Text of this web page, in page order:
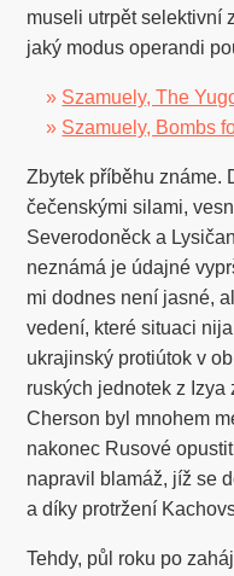
museli utrpět selektivní
jaký modus operandi
» Szamuely, The
» Szamuely, Bombs
Zbytek příběhu známe.
čečenskými silami,
Severodoněck a
neznámá je údajné
mi dodnes není jasné,
vedení, které situaci
ukrajinský protiútok v
ruských jednotek z Izya
Cherson byl mnohem
nakonec Rusové
napravil blamáž, jíž se
a díky protržení
Tehdy, půl roku po